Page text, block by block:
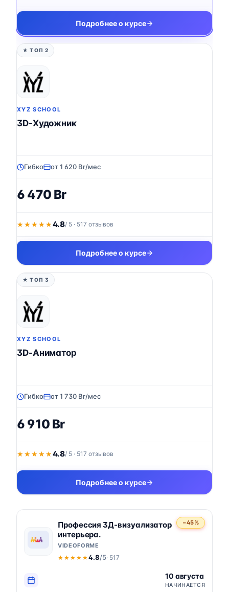
Подробнее о курсе
★ ТОП 2
XYZ SCHOOL
3D-Художник
Гибко от 1 620 Br/мес
6 470 Br
★★★★★
★★★★★4.8/ 5 · 517 отзывов
Подробнее о курсе
★ ТОП 3
XYZ SCHOOL
3D-Аниматор
Гибко от 1 730 Br/мес
6 910 Br
★★★★★
★★★★★4.8/ 5 · 517 отзывов
Подробнее о курсе
−45%
Профессия 3Д-визуализатор
интерьера.
VIDEOFORME
★★★★★
★★★★★4.8/5· 517
10 августа
НАЧИНАЕТСЯ